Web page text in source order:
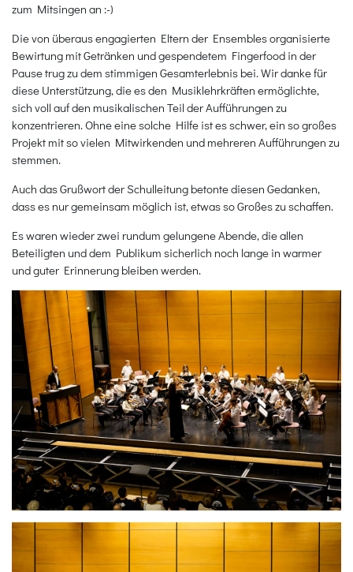
zum Mitsingen an :-)
Die von überaus engagierten Eltern der Ensembles organisierte
Bewirtung mit Getränken und gespendetem Fingerfood in der
Pause trug zu dem stimmigen Gesamterlebnis bei. Wir danke für
diese Unterstützung, die es den Musiklehrkräften ermöglichte,
sich voll auf den musikalischen Teil der Aufführungen zu
konzentrieren. Ohne eine solche Hilfe ist es schwer, ein so großes
Projekt mit so vielen Mitwirkenden und mehreren Aufführungen zu
stemmen.
Auch das Grußwort der Schulleitung betonte diesen Gedanken,
dass es nur gemeinsam möglich ist, etwas so Großes zu schaffen.
Es waren wieder zwei rundum gelungene Abende, die allen
Beteiligten und dem Publikum sicherlich noch lange in warmer
und guter Erinnerung bleiben werden.